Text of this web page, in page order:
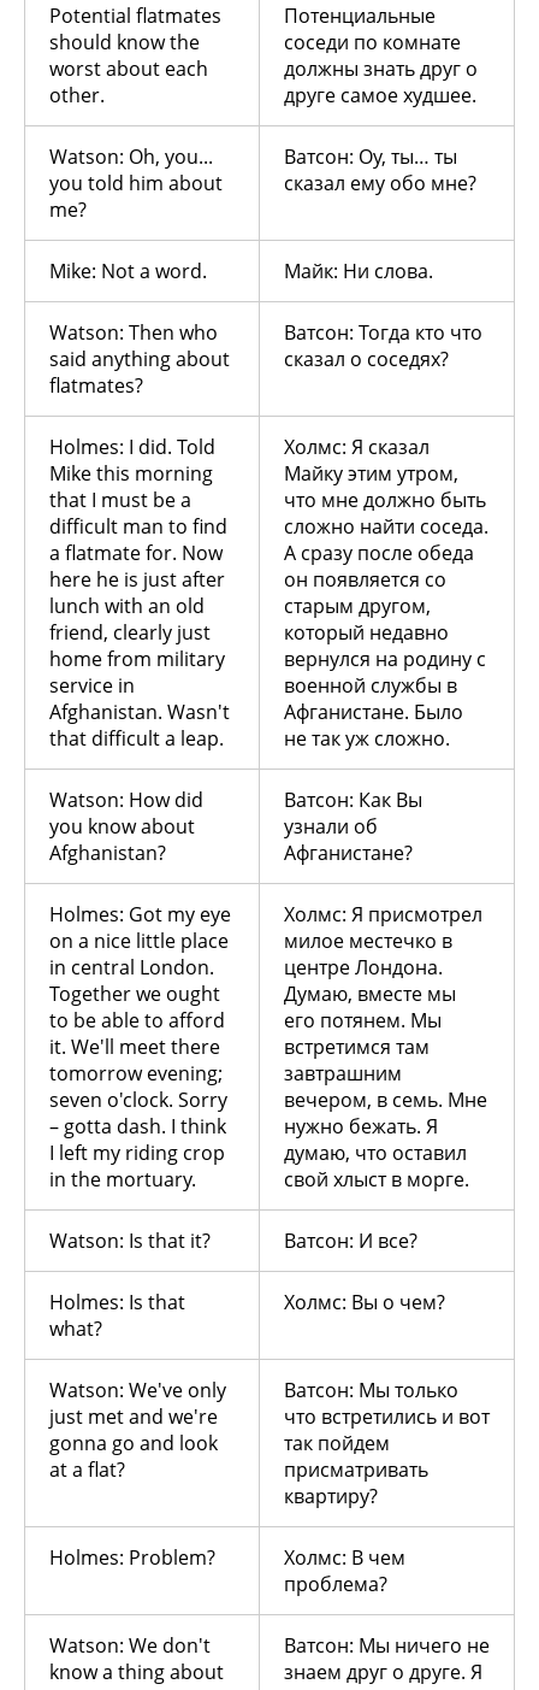
Potential flatmates
should know the
worst about each
other.
Потенциальные
соседи по комнате
должны знать друг о
друге самое худшее.
Watson: Oh, you...
you told him about
me?
Ватсон: Оу, ты… ты
сказал ему обо мне?
Mike: Not a word. Майк: Ни слова.
Watson: Then who
said anything about
flatmates?
Ватсон: Тогда кто что
сказал о соседях?
Holmes: I did. Told
Mike this morning
that I must be a
difficult man to find
a flatmate for. Now
here he is just after
lunch with an old
friend, clearly just
home from military
service in
Afghanistan. Wasn't
that difficult a leap.
Холмс: Я сказал
Майку этим утром,
что мне должно быть
сложно найти соседа.
А сразу после обеда
он появляется со
старым другом,
который недавно
вернулся на родину с
военной службы в
Афганистане. Было
не так уж сложно.
Watson: How did
you know about
Afghanistan?
Ватсон: Как Вы
узнали об
Афганистане?
Holmes: Got my eye
on a nice little place
in central London.
Together we ought
to be able to afford
it. We'll meet there
tomorrow evening;
seven o'clock. Sorry
– gotta dash. I think
I left my riding crop
in the mortuary.
Холмс: Я присмотрел
милое местечко в
центре Лондона.
Думаю, вместе мы
его потянем. Мы
встретимся там
завтрашним
вечером, в семь. Мне
нужно бежать. Я
думаю, что оставил
свой хлыст в морге.
Watson: Is that it? Ватсон: И все?
Holmes: Is that
what?
Холмс: Вы о чем?
Watson: We've only
just met and we're
gonna go and look
at a flat?
Ватсон: Мы только
что встретились и вот
так пойдем
присматривать
квартиру?
Holmes: Problem?
Холмс: В чем
проблема?
Watson: We don't
know a thing about
Ватсон: Мы ничего не
знаем друг о друге. Я